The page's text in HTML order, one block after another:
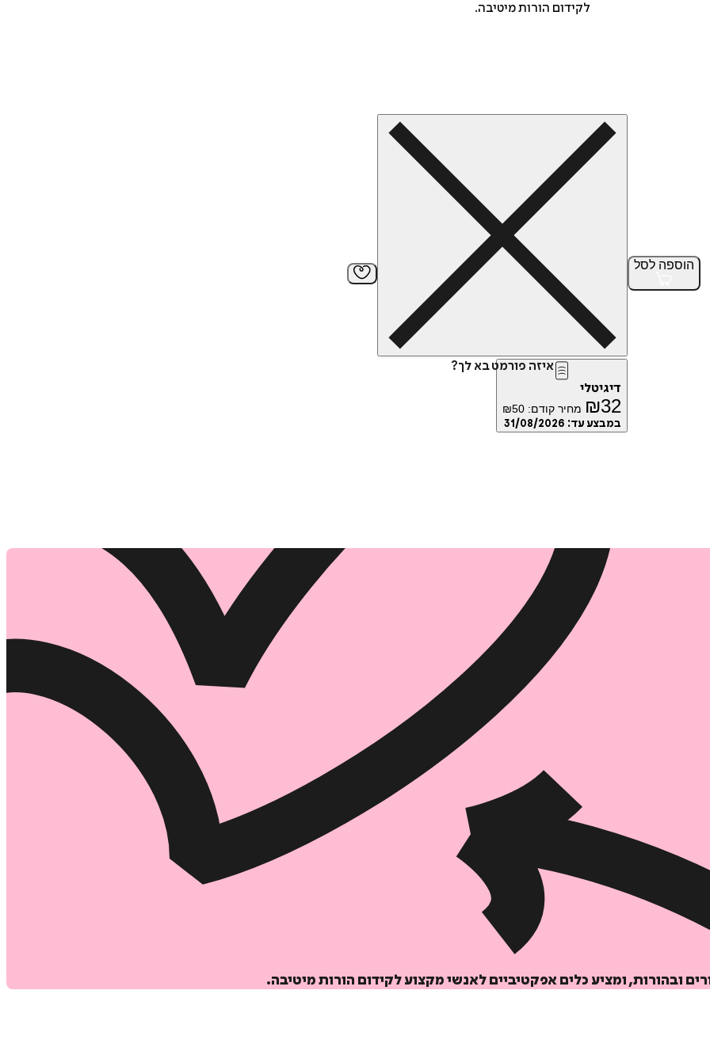
לקידום הורות מיטיבה.
הוספה לסל
איזה פורמט בא לך?
דיגיטלי
₪32 מחיר קודם: ₪50
במבצע עד: 31/08/2026
ובהורות, ומציע כלים אפקטיביים לאנשי מקצוע לקידום הורות מיטיבה.